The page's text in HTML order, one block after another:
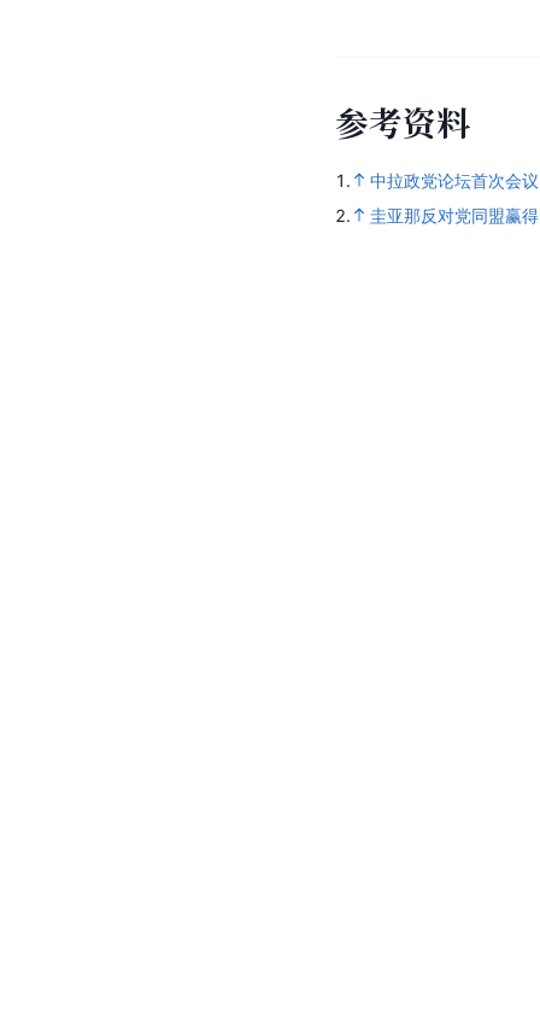
参考资料
1.
中拉政党论坛首次会
2.
圭亚那反对党同盟赢